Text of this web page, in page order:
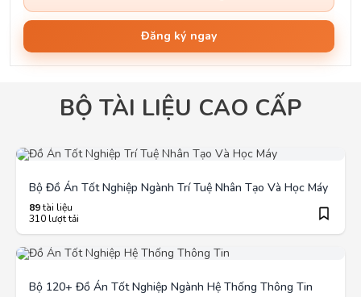
Đăng ký ngay
BỘ TÀI LIỆU CAO CẤP
Bộ Đồ Án Tốt Nghiệp Ngành Trí Tuệ Nhân Tạo Và Học Máy
89tài liệu
310 lượt tải
Bộ 120+ Đồ Án Tốt Nghiệp Ngành Hệ Thống Thông Tin